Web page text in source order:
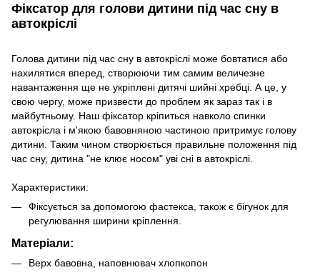
Фіксатор для голови дитини під час сну в
автокріслі
Голова дитини під час сну в автокріслі може бовтатися або
нахилятися вперед, створюючи тим самим величезне
навантаження ще не укріплені дитячі шийні хребці. А це, у
свою чергу, може призвести до проблем як зараз так і в
майбутньому. Наш фіксатор кріпиться навколо спинки
автокрісла і м'якою бавовняною частиною притримує голову
дитини. Таким чином створюється правильне положення під
час сну, дитина "не клює носом" уві сні в автокріслі.
Характеристики:
Фіксується за допомогою фастекса, також є бігунок для
регулювання ширини кріплення.
Матеріали:
Верх бавовна, наповнювач хлопкопон